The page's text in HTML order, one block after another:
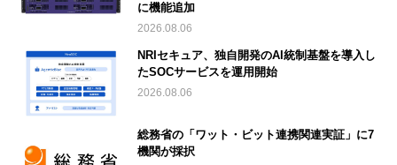
に機能追加
2026.08.06
NRIセキュア、独自開発のAI統制基盤を導入し
たSOCサービスを運用開始
2026.08.06
総務省の「ワット・ビット連携関連実証」に7
機関が採択